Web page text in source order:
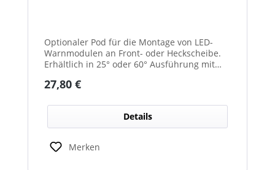
Optionaler Pod für die Montage von LED-
Warnmodulen an Front- oder Heckscheibe.
Erhältlich in 25° oder 60° Ausführung mit
Regulärer Preis:
27,80 €
Details
Merken